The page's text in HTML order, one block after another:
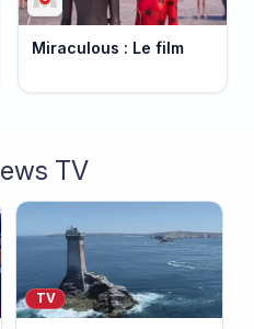
Miraculous : Le film
TV
TV